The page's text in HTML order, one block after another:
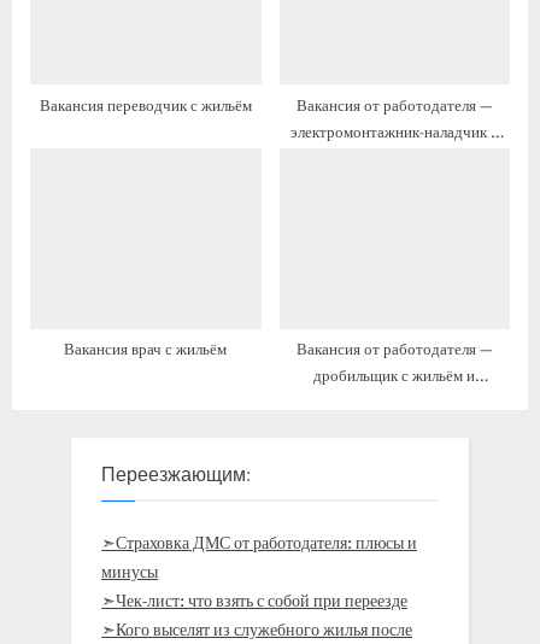
Вакансия переводчик с жильём
Вакансия от работодателя —
электромонтажник-наладчик с
Вакансия врач с жильём
Вакансия от работодателя —
дробильщик с жильём и
Переезжающим:
➣Страховка ДМС от работодателя: плюсы и
минусы
➣Чек-лист: что взять с собой при переезде
➣Кого выселят из служебного жилья после